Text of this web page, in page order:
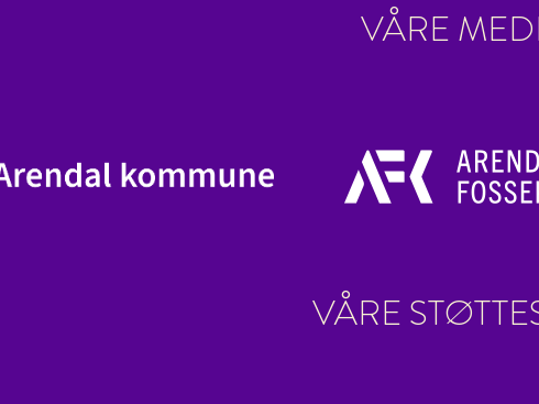
VÅRE
VÅRE